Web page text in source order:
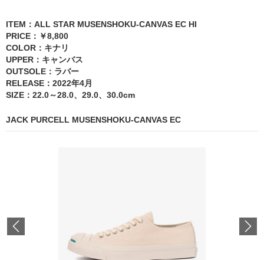
ITEM：ALL STAR MUSENSHOKU-CANVAS EC HI
PRICE：￥8,800
COLOR：キナリ
UPPER：キャンバス
OUTSOLE：ラバー
RELEASE：2022年4月
SIZE：22.0～28.0、29.0、30.0cm
JACK PURCELL MUSENSHOKU-CANVAS EC